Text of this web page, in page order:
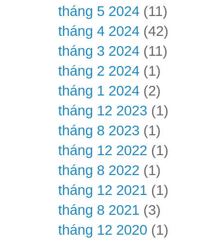
tháng 5 2024 (11)
tháng 4 2024 (42)
tháng 3 2024 (11)
tháng 2 2024 (1)
tháng 1 2024 (2)
tháng 12 2023 (1)
tháng 8 2023 (1)
tháng 12 2022 (1)
tháng 8 2022 (1)
tháng 12 2021 (1)
tháng 8 2021 (3)
tháng 12 2020 (1)